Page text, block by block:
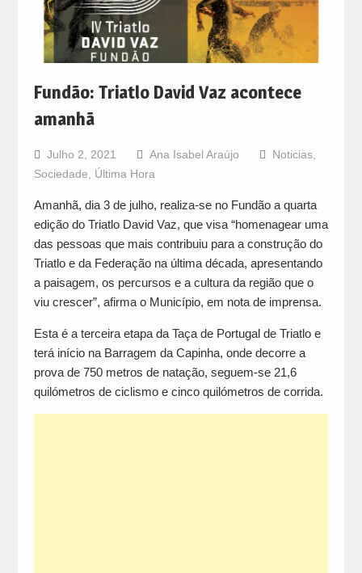
Fundão: Triatlo David Vaz acontece
amanhã
Julho 2, 2021 Ana Isabel Araújo Noticias,
Sociedade
Última Hora
Amanhã, dia 3 de julho, realiza-se no Fundão a quarta
edição do Triatlo David Vaz, que visa “homenagear uma
das pessoas que mais contribuiu para a construção do
Triatlo e da Federação na última década, apresentando
a paisagem, os percursos e a cultura da região que o
viu crescer”, afirma o Município, em nota de imprensa.
Esta é a terceira etapa da Taça de Portugal de Triatlo e
terá início na Barragem da Capinha, onde decorre a
prova de 750 metros de natação, seguem-se 21,6
quilómetros de ciclismo e cinco quilómetros de corrida.